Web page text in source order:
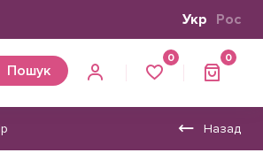
Укр Рос
Пошук
0 0
Назад